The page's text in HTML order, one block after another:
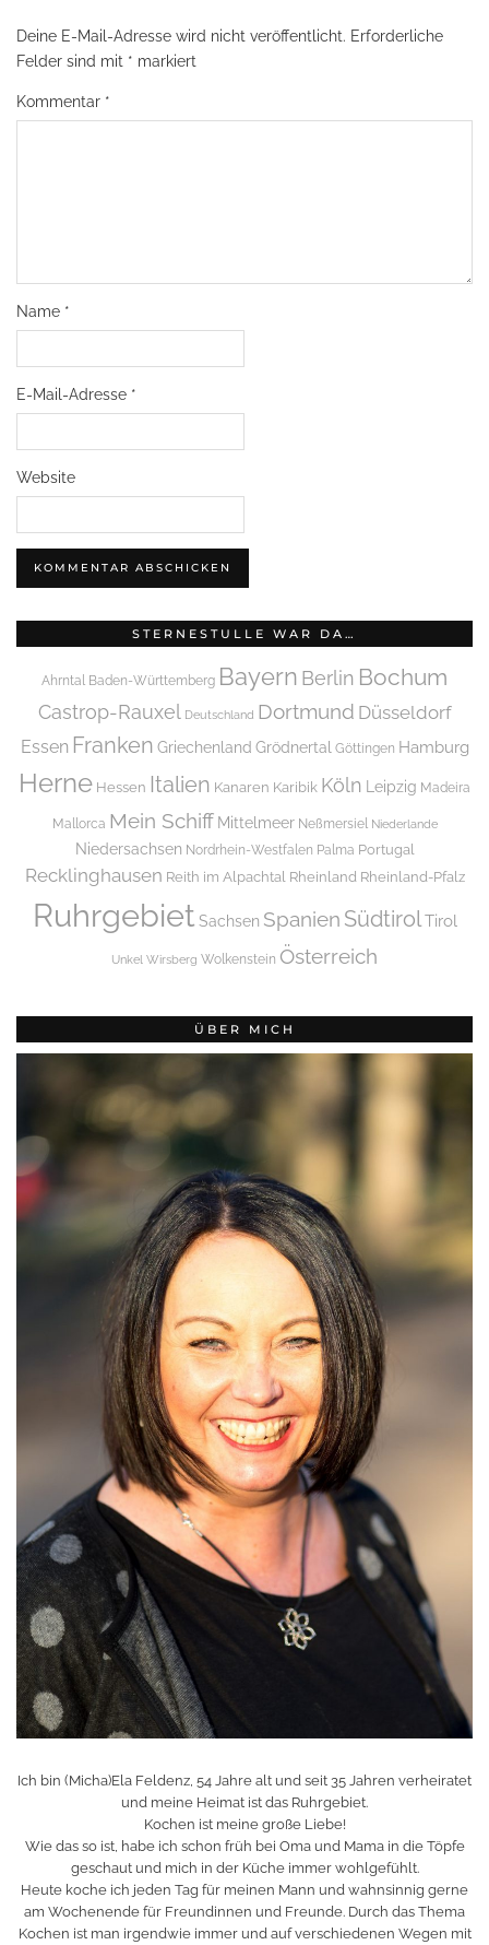
Deine E-Mail-Adresse wird nicht veröffentlicht. Erforderliche
Felder sind mit * markiert
Kommentar *
Name *
E-Mail-Adresse *
Website
STERNESTULLE WAR DA…
Ahrntal Baden-Württemberg Bayern Berlin Bochum
Castrop-Rauxel Deutschland Dortmund Düsseldorf
Essen Franken Griechenland Grödnertal Göttingen Hamburg
Herne Hessen Italien Kanaren Karibik Köln Leipzig Madeira
Mallorca Mein Schiff Mittelmeer Neßmersiel Niederlande
Niedersachsen Nordrhein-Westfalen Palma Portugal
Recklinghausen Reith im Alpachtal Rheinland Rheinland-Pfalz
Ruhrgebiet Sachsen Spanien SüdtirolTirol
Unkel Wirsberg Wolkenstein Österreich
ÜBER MICH
Ich bin (Micha)Ela Feldenz, 54 Jahre alt und seit 35 Jahren verheiratet
und meine Heimat ist das Ruhrgebiet.
Kochen ist meine große Liebe!
Wie das so ist, habe ich schon früh bei Oma und Mama in die Töpfe
geschaut und mich in der Küche immer wohlgefühlt.
Heute koche ich jeden Tag für meinen Mann und wahnsinnig gerne
am Wochenende für Freundinnen und Freunde. Durch das Thema
Kochen ist man irgendwie immer und auf verschiedenen Wegen mit